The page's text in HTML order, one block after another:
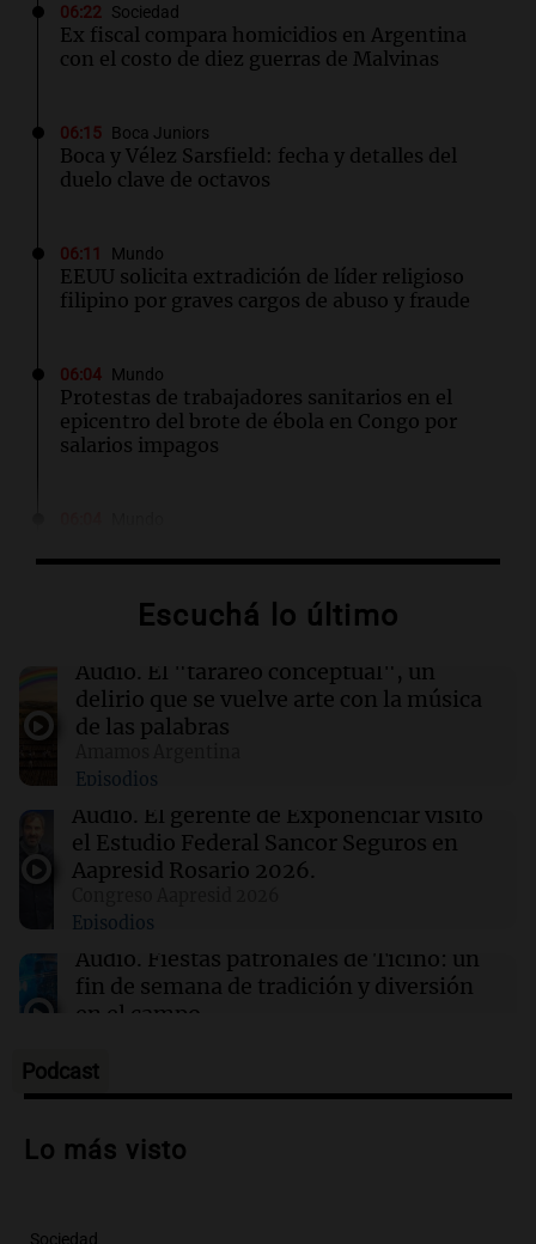
06:22 Sociedad
Ex fiscal compara homicidios en Argentina
con el costo de diez guerras de Malvinas
06:15 Boca Juniors
Boca y Vélez Sarsfield: fecha y detalles del
duelo clave de octavos
06:11 Mundo
EEUU solicita extradición de líder religioso
filipino por graves cargos de abuso y fraude
06:04 Mundo
Protestas de trabajadores sanitarios en el
epicentro del brote de ébola en Congo por
salarios impagos
Líbano y otros eventos en Oriente Medio
El DOJ de Trump supervisará los patrocinios
de visas de OpenAI para empleados
extranjeros
06:00 Belgrano
Racing se enfrentará a Belgrano en los
octavos de final: día, hora y TV del partido
Alerta meteorológica en Argentina: lluvias
intensas y vientos fuertes afectan a varias
provincias
Escuchá lo último
Audio. El "tarareo conceptual", un
delirio que se vuelve arte con la música
de las palabras
Episodios
Audio. El gerente de Exponenciar visitó
el Estudio Federal Sancor Seguros en
Aapresid Rosario 2026.
Episodios
Audio. Fiestas patronales de Ticino: un
fin de semana de tradición y diversión
en el campo
Episodios
Audio.Preparativos para la feria en La
de apertura
Podcast
Lo más visto
Sociedad